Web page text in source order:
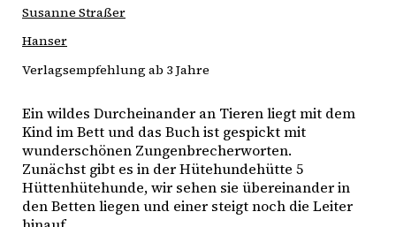
Susanne Straßer
Hanser
Verlagsempfehlung ab 3 Jahre
Ein wildes Durcheinander an Tieren liegt mit dem
Kind im Bett und das Buch ist gespickt mit
wunderschönen Zungenbrecherworten.
Zunächst gibt es in der Hütehundehütte 5
Hüttenhütehunde, wir sehen sie übereinander in
den Betten liegen und einer steigt noch die Leiter